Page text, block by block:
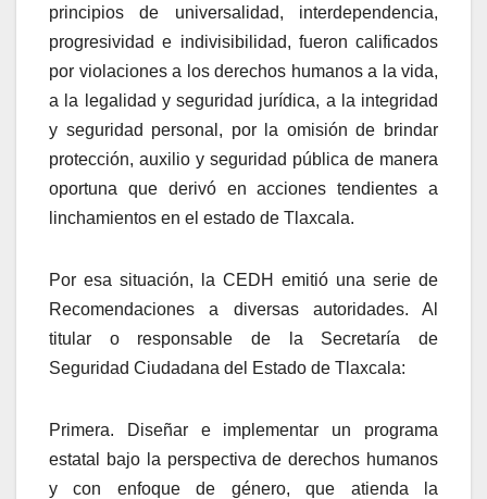
principios de universalidad, interdependencia,
progresividad e indivisibilidad, fueron calificados
por violaciones a los derechos humanos a la vida,
a la legalidad y seguridad jurídica, a la integridad
y seguridad personal, por la omisión de brindar
protección, auxilio y seguridad pública de manera
oportuna que derivó en acciones tendientes a
linchamientos en el estado de Tlaxcala.
Por esa situación, la CEDH emitió una serie de
Recomendaciones a diversas autoridades. Al
titular o responsable de la Secretaría de
Seguridad Ciudadana del Estado de Tlaxcala:
Primera. Diseñar e implementar un programa
estatal bajo la perspectiva de derechos humanos
y con enfoque de género, que atienda la